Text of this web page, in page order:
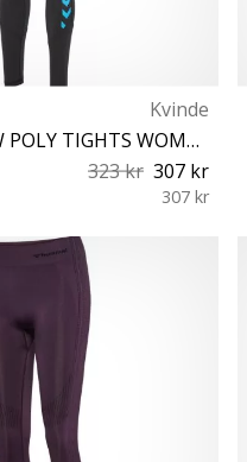
Kvinde
hmlSTALTIC HW POLY TIGHTS WOMAN
323 kr 307 kr
307 kr
XS